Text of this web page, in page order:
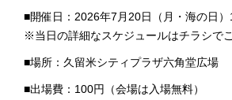
■開催日：2026年7月20日（月・海の日
※当日の詳細なスケジュールはチラシで
■場所：久留米シティプラザ六角堂広場
■出場費：100円（会場は入場無料）